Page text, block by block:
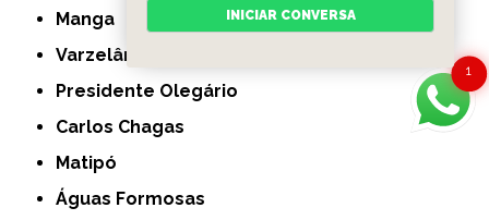
Manga
Varzelândia
Presidente Olegário
Carlos Chagas
Matipó
Águas Formosas
1
INICIAR CONVERSA